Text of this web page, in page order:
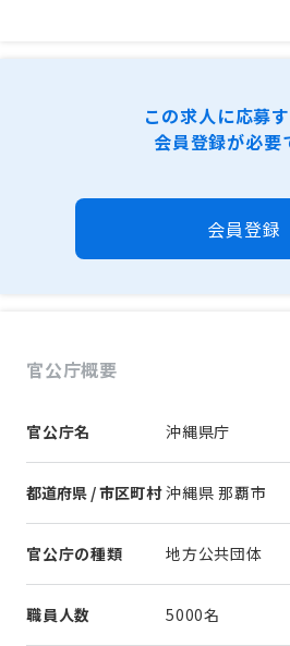
この求人に応募
会員登録が必要
会員登録
官公庁概要
官公庁名 沖縄県庁
都道府県 / 市区町村 沖縄県 那覇市
官公庁の種類 地方公共団体
職員人数 5000名